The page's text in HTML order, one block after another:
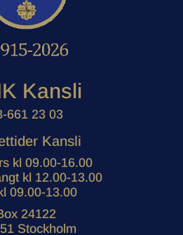
Kansli
661 23 03
Kansli
kl 09.00-16.00
kl 12.00-13.00
09.00-13.00
24122
Stockholm